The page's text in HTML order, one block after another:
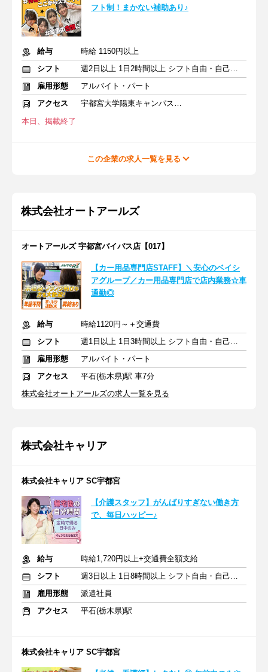
フト制！まかない補助あり♪
給与
時給 1150円以上
シフト
週2日以上 1日2時間以上 シフト自由・自己申告
雇用形態
アルバイト・パート
アクセス
宇都宮大学陽東キャンパス駅 徒歩3分
本日、掲載終了
この企業の求人一覧を見る
株式会社オートアールズ
オートアールズ 宇都宮バイパス店【017】
【カー用品専門店STAFF】＼安心のベイシ
アグループ／カー用品専門店で店内業務☆車
通勤◎
給与
時給1120円～＋交通費
シフト
週1日以上 1日3時間以上 シフト自由・自己申告
雇用形態
アルバイト・パート
アクセス
平石(栃木県)駅 車7分
株式会社オートアールズの求人一覧を見る
株式会社キャリア
株式会社キャリア SC宇都宮
【介護スタッフ】がんばりすぎない働き方
で、毎日ハッピー♪
給与
時給1,720円以上+交通費全額支給
シフト
週3日以上 1日8時間以上 シフト自由・自己申告
雇用形態
派遣社員
アクセス
平石(栃木県)駅
株式会社キャリア SC宇都宮